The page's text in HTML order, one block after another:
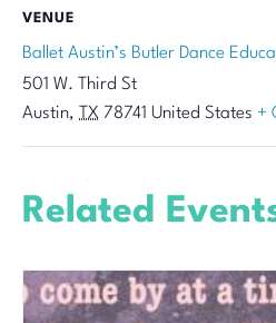
VENUE
Ballet Austin’s Butler Dance
501 W. Third St
Austin, TX 78741 United States +
Related